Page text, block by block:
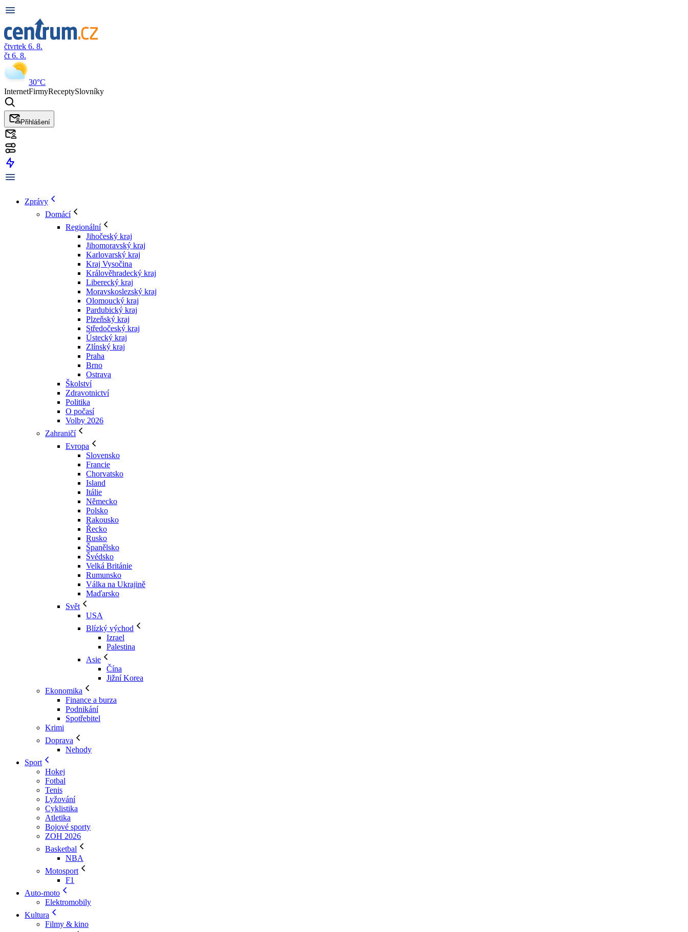
čtvrtek 6. 8.
čt 6. 8.
30°C
InternetFirmyReceptySlovníky
Přihlášení
Zprávy
Domácí
Regionální
Jihočeský kraj
Jihomoravský kraj
Karlovarský kraj
Kraj Vysočina
Králověhradecký kraj
Liberecký kraj
Moravskoslezský kraj
Olomoucký kraj
Pardubický kraj
Plzeňský kraj
Středočeský kraj
Ústecký kraj
Zlínský kraj
Praha
Brno
Ostrava
Školství
Zdravotnictví
Politika
O počasí
Volby 2026
Zahraničí
Evropa
Slovensko
Francie
Chorvatsko
Island
Itálie
Německo
Polsko
Rakousko
Řecko
Rusko
Španělsko
Švédsko
Velká Británie
Rumunsko
Válka na Ukrajině
Maďarsko
Svět
USA
Blízký východ
Izrael
Palestina
Asie
Čína
Jižní Korea
Ekonomika
Finance a burza
Podnikání
Spotřebitel
Krimi
Doprava
Nehody
Sport
Hokej
Fotbal
Tenis
Lyžování
Cyklistika
Atletika
Bojové sporty
ZOH 2026
Basketbal
NBA
Motosport
F1
Auto-moto
Elektromobily
Kultura
Filmy & kino